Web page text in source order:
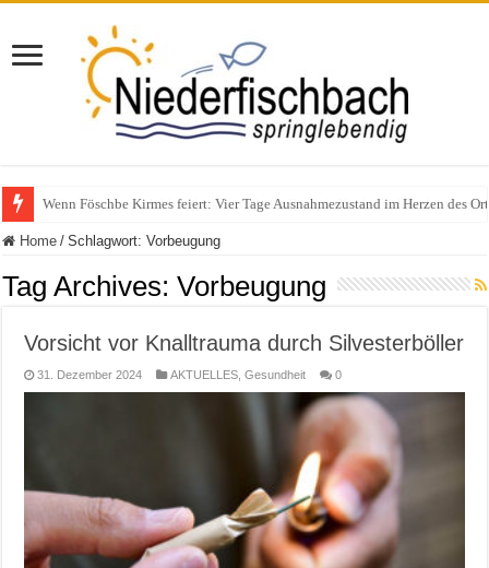
Polizeieinsatz nach Verkehrskontrolle im Bereich Niederfischbach –
Home / Schlagwort:Vorbeugung
Tag Archives:Vorbeugung
Vorsicht vor Knalltrauma durch Silvesterböller
31. Dezember 2024 AKTUELLES ,Gesundheit 0